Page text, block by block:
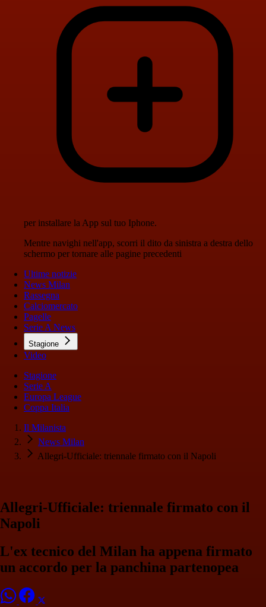
per installare la App sul tuo Iphone.
Mentre navighi nell'app, scorri il dito da sinistra a destra dello
schermo per tornare alle pagine precedenti
Ultime notizie
News Milan
Rassegna
Calciomercato
Pagelle
Serie A News
Stagione
Video
Stagione
Serie A
Europa League
Coppa Italia
Il Milanista
News Milan
Allegri-Ufficiale: triennale firmato con il Napoli
Allegri-Ufficiale: triennale firmato con il
Napoli
L'ex tecnico del Milan ha appena firmato
un accordo per la panchina partenopea